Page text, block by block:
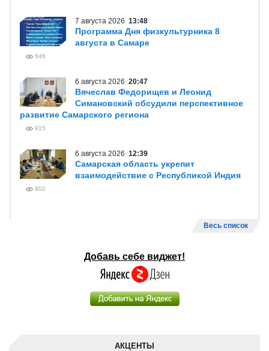
7 августа 2026 13:48
Программа Дня физкультурника 8
августа в Самаре
646
6 августа 2026 20:47
Вячеслав Федорищев и Леонид
Симановский обсудили перспективное
развитие Самарского региона
915
6 августа 2026 12:39
Самарская область укрепит
взаимодействие с Республикой Индия
802
Весь список
Добавь себе виджет!
АКЦЕНТЫ